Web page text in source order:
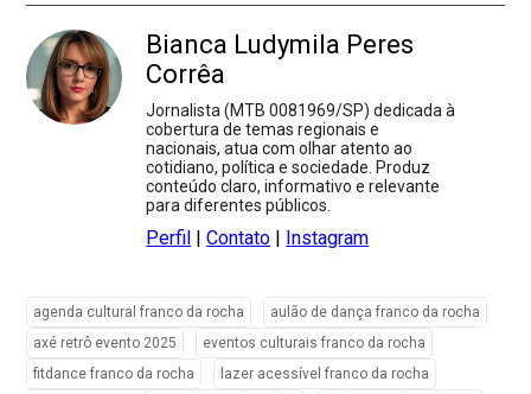
Bianca Ludymila Peres
Corrêa
Jornalista (MTB 0081969/SP) dedicada à
cobertura de temas regionais e
nacionais, atua com olhar atento ao
cotidiano, política e sociedade. Produz
conteúdo claro, informativo e relevante
para diferentes públicos.
Perfil |Contato | Instagram
agenda cultural franco da rocha
aulão de dança franco da rocha
axé retrô evento 2025
eventos culturais franco da rocha
fitdance franco da rocha
lazer acessível franco da rocha